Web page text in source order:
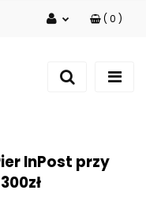
Zarejestruj się
( 0 )
InPost przy